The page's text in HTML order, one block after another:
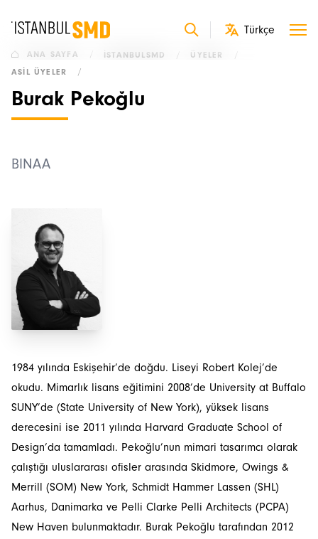
ANA SAYFA İSTANBULSMD / ÜYELER /
ASIL ÜYELER /
Burak Pekoğlu
BINAA
1984 yılında Eskişehir’de doğdu. Liseyi Robert Kolej’de
okudu. Mimarlık lisans eğitimini 2008’de University at Buffalo
SUNY’de (State University of New York), yüksek lisans
derecesini ise 2011 yılında Harvard Graduate School of
Design’da tamamladı. Pekoğlu’nun mimari tasarımcı olarak
çalıştığı uluslararası ofisler arasında Skidmore, Owings &
Merrill (SOM) New York, Schmidt Hammer Lassen (SHL)
Aarhus, Danimarka ve Pelli Clarke Pelli Architects (PCPA)
New Haven bulunmaktadır. Burak Pekoğlu tarafından 2012